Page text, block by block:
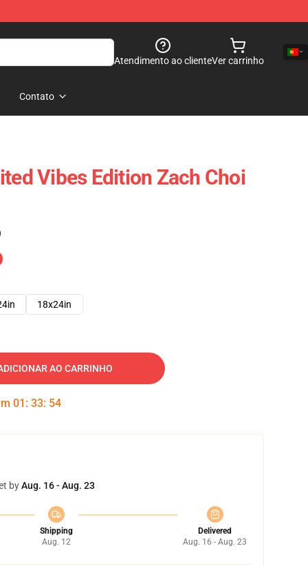
Atendimento ao clienteVer carrinho
Contato
Vibes Edition Zach Choi
18x24in
AO CARRINHO
01 : 33: 53
byAug. 16 - Aug. 23
Shipping
Aug. 12
Delivered
Aug. 16 - Aug. 23